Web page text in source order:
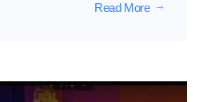
Read More